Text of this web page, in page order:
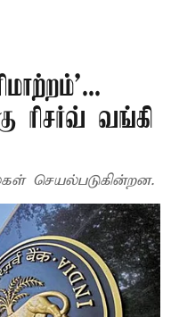
ரிசர்வ் வங்கி
செயல்படுகின்றன.